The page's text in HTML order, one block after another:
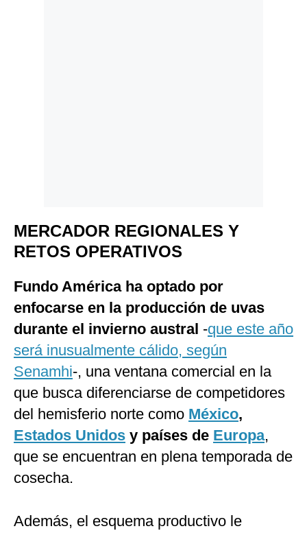
MERCADOR REGIONALES Y
RETOS OPERATIVOS
Fundo América ha optado por
enfocarse en la producción de uvas
durante el invierno austral -que este año
será inusualmente cálido, según
Senamhi-, una ventana comercial en la
que busca diferenciarse de competidores
del hemisferio norte como México,
Estados Unidos y países de Europa,
que se encuentran en plena temporada de
cosecha.
Además, el esquema productivo le